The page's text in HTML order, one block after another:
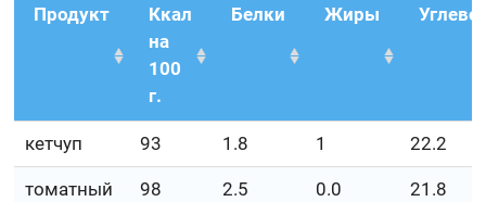
Продукт
Ккал
на
100
г.
Белки Жиры
кетчуп 93 1.8 1 22.2
томатный
98 2.5 0.0 21.8